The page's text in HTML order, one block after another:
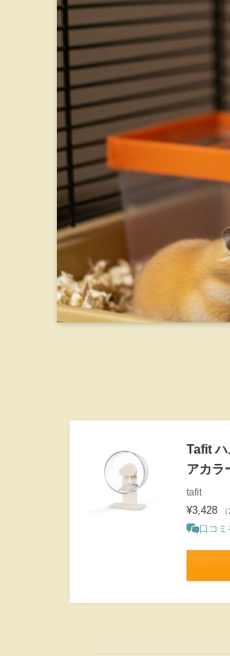
Tafit ハ
アカラ
tafit
¥3,428
口コミ